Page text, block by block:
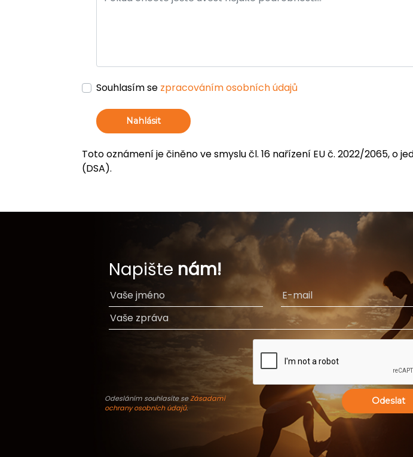
Souhlasím se zpracováním osobních údajů
Nahlásit
Toto oznámení je činěno ve smyslu čl. 16 nařízení EU č. 2022/2065, o
(DSA).
Napište nám!
Odesláním souhlasíte seZásadami
ochrany osobních údajů.
Odeslat